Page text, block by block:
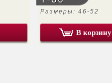
Размеры: 46-52
В корзину